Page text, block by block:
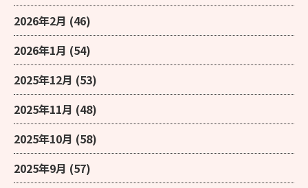
2026年2月 (46)
2026年1月 (54)
2025年12月 (53)
2025年11月 (48)
2025年10月 (58)
2025年9月 (57)